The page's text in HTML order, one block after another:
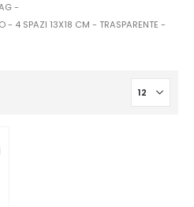
-
- 4 SPAZI 13X18 CM - TRASPARENTE -